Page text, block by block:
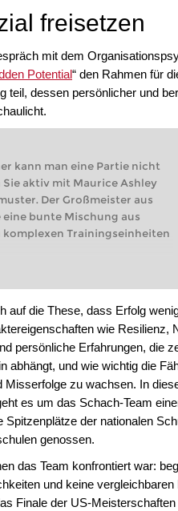
freisetzen
mit dem
Potential“ den Rahmen für
teil, dessen persönlicher und
kann man eine Partie nicht
Sie aktiv mit Maurice Ashley
Der Großmeister aus
bunte Mischung aus
komplexen Trainingseinheiten
die These, dass Erfolg
wie Resilienz,
persönliche Erfahrungen, die
abhängt, und wie wichtig die
zu wachsen. In
es um das Schach-Team
Spitzenplätze der nationalen
genossen.
das Team konfrontiert war:
und keine
Finale der US-